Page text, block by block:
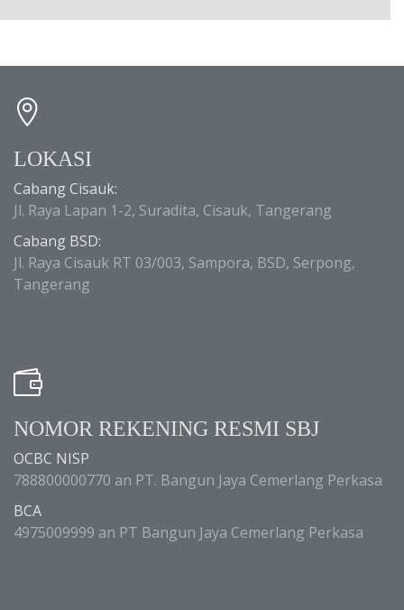
LOKASI
Cabang Cisauk:
Jl. Raya Lapan 1-2, Suradita, Cisauk, Tangerang
Cabang BSD:
Jl. Raya Cisauk RT 03/003, Sampora, BSD, Serpong,
Tangerang
NOMOR REKENING RESMI SBJ
OCBC NISP
788800000770 an PT. Bangun Jaya Cemerlang Perkasa
BCA
4975009999 an PT Bangun Jaya Cemerlang Perkasa